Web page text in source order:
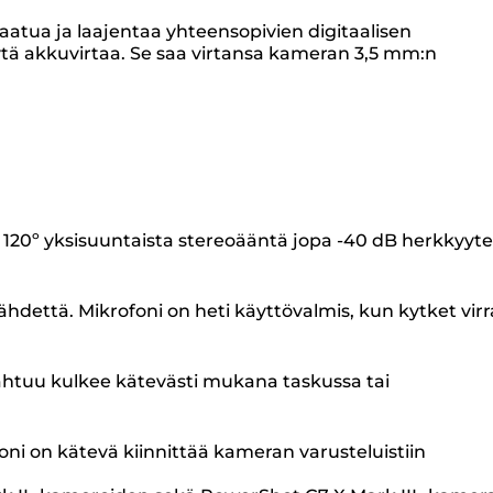
ja laajentaa yhteensopivien digitaalisen
akkuvirtaa. Se saa virtansa kameran 3,5 mm:n
yksisuuntaista stereoääntä jopa -40 dB
Mikrofoni on heti käyttövalmis, kun kytket
kulkee kätevästi mukana taskussa tai
on kätevä kiinnittää kameran varusteluistiin